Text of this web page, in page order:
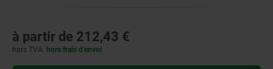
à partir de 212,43 €
hors TVA hors frais d’envoi